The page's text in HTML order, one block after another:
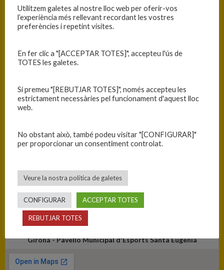
INFORMACIÓ
Data Hora Competició
19/12/2021 12:30
C.C. Primera
3
2021-2022
Equip
C.B. Blanes
PISTA
Girona - Pavelló Municipal d'Esports Santa Eugènia
Utilitzem galetes al nostre lloc web per oferir-vos
l’experiència més rellevant recordant les vostres
preferències i repetint visites.
En fer clic a "[ACCEPTAR TOTES]", accepteu l'ús de
TOTES les galetes.
Si premeu "[REBUTJAR TOTES]", només accepteu les
estrictament necessàries pel funcionament d'aquest lloc
web.
No obstant això, també podeu visitar "[CONFIGURAR]"
per proporcionar un consentiment controlat.
Veure la nostra política de galetes
CONFIGURAR ACCEPTAR TOTES
REBUTJAR TOTES